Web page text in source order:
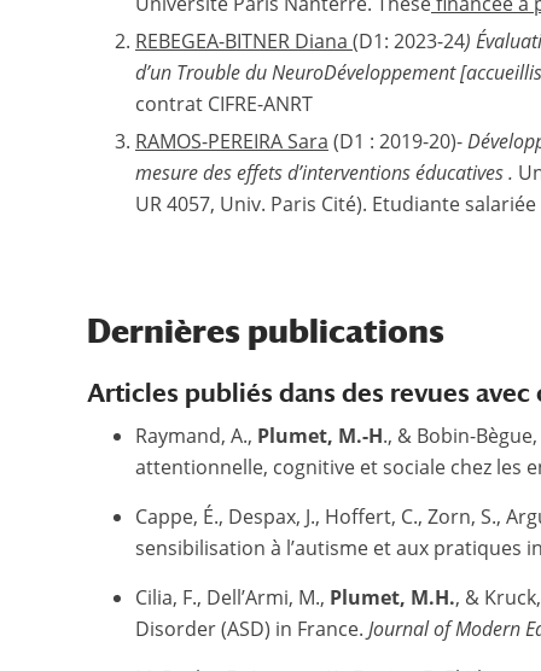
REBEGEA-BITNER Diana (D1: 2023-24)
d’un Trouble du NeuroDéveloppement
contrat CIFRE-ANRT
RAMOS-PEREIRA Sara (D1 : 2019-20)-
mesure des effets d’interventions éducatives .
UR 4057, Univ. Paris Cité). Etudiante
Dernières publications
Articles publiés dans des revues
Raymand, A., Plumet, M.-H., & Bobin-Bègue,
attentionnelle, cognitive et sociale chez les
Cappe, É., Despax, J., Hoffert, C., Zorn, S.,
sensibilisation à l’autisme et aux pratiques
Cilia, F., Dell’Armi, M., Plumet, M.H., &
Disorder (ASD) in France. Journal of Modern